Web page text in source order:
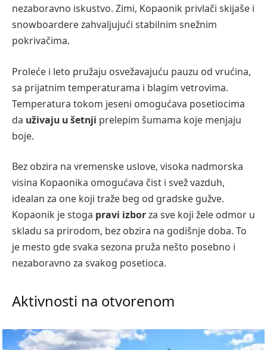
nezaboravno iskustvo. Zimi, Kopaonik privlači skijaše i
snowboardere zahvaljujući stabilnim snežnim
pokrivačima.
Proleće i leto pružaju osvežavajuću pauzu od vrućina,
sa prijatnim temperaturama i blagim vetrovima.
Temperatura tokom jeseni omogućava posetiocima
da uživaju u šetnji prelepim šumama koje menjaju
boje.
Bez obzira na vremenske uslove, visoka nadmorska
visina Kopaonika omogućava čist i svež vazduh,
idealan za one koji traže beg od gradske gužve.
Kopaonik je stoga pravi izborza sve koji žele odmor u
skladu sa prirodom, bez obzira na godišnje doba. To
je mesto gde svaka sezona pruža nešto posebno i
nezaboravno za svakog posetioca.
Aktivnosti na otvorenom